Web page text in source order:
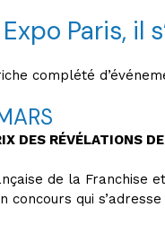
Paris, il
complété
DES RÉVÉLATIONS
de la Franchise
concours qui